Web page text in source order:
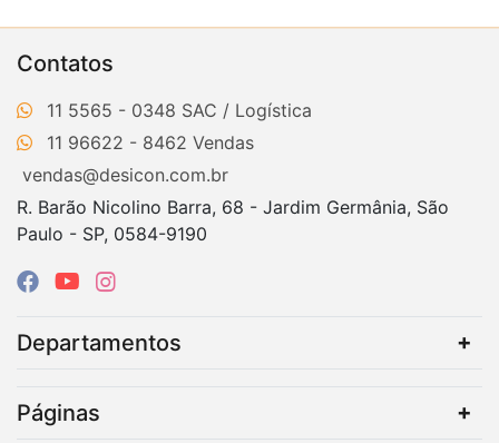
Contatos
11 5565 - 0348
11 96622 - 8462
vendas@desicon.com.br
R. Barão Nicolino Barra, 68 - Jardim Germânia, São
Paulo - SP, 0584-9190
Departamentos
Páginas